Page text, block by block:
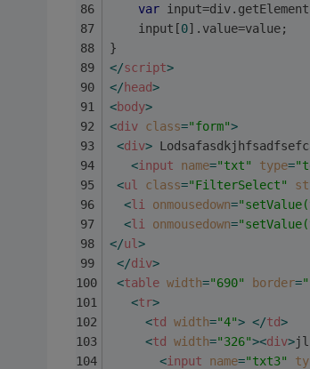
var
	input[
0].value=value;
}
</script>
</head>
<body>
<div class="form">
<div>
<input name="txt" type=
<ul class="FilterSelect"
<li onmousedown=
<li onmousedown=
</ul >
</div>
<table width="690" border=
<tr>
<td width="4"> </td>
<td width="326"><div>
<input name="txt3"